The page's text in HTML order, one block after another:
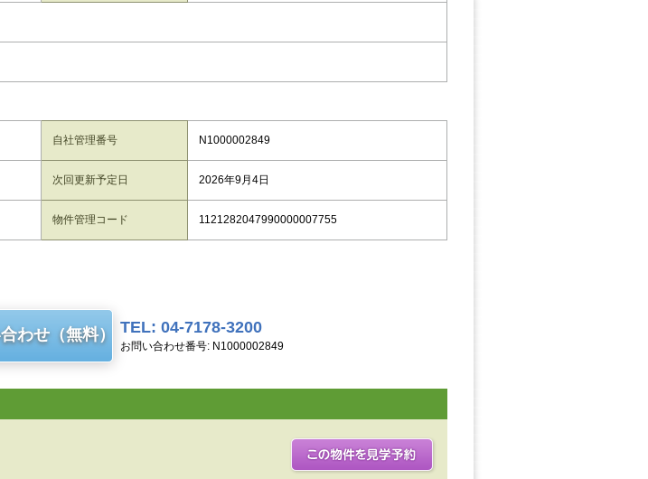
自社管理番号 N1000002849
次回更新予定日 2026年9月4日
物件管理コード 1121282047990000007755
わせ（無料） TEL: 04-7178-3200
お問い合わせ番号: N1000002849